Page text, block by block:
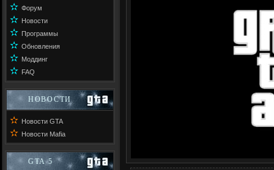
✫ Форум
✫ Новости
✫ Программы
✫ Обновления
✫ Моддинг
✫ FAQ
НОВОСТИ
✫ Новости GTA
✫ Новости Mafia
GTA 5